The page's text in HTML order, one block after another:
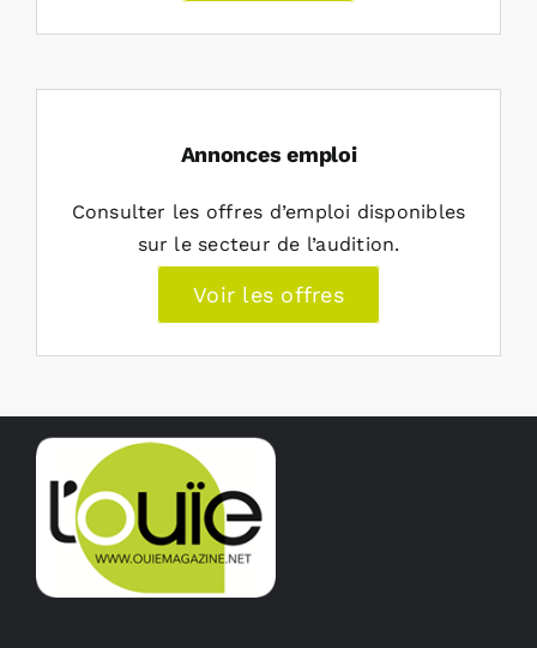
Annonces emploi
Consulter les offres d’emploi disponibles
sur le secteur de l’audition.
Voir les offres